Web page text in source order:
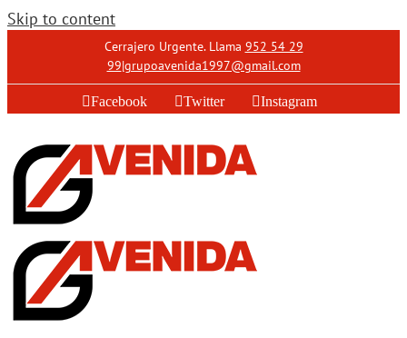
Skip to content
Cerrajero Urgente. Llama 952 54 29
99|grupoavenida1997@gmail.com
Facebook Twitter Instagram